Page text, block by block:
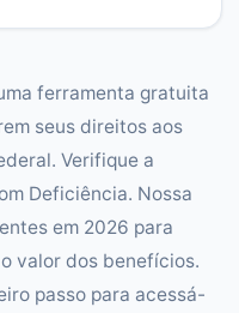
ferramenta gratuita
seus direitos aos
Verifique a
Deficiência. Nossa
em 2026 para
valor dos benefícios.
passo para acessá-